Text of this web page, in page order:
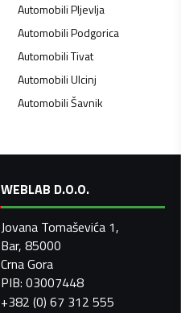
AutomobiliPljevlja
AutomobiliPodgorica
AutomobiliTivat
AutomobiliUlcinj
AutomobiliŠavnik
WEBLAB D.O.O.
Jovana Tomaševića 1,
Bar, 85000
Crna Gora
PIB: 03007448
+382 (0) 67 312 555